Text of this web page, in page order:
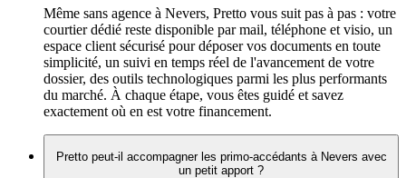
Même sans agence à Nevers, Pretto vous suit pas à pas : votre
courtier dédié reste disponible par mail, téléphone et visio, un
espace client sécurisé pour déposer vos documents en toute
simplicité, un suivi en temps réel de l'avancement de votre
dossier, des outils technologiques parmi les plus performants
du marché. À chaque étape, vous êtes guidé et savez
exactement où en est votre financement.
Pretto peut-il accompagner les primo-accédants à Nevers avec
un petit apport ?